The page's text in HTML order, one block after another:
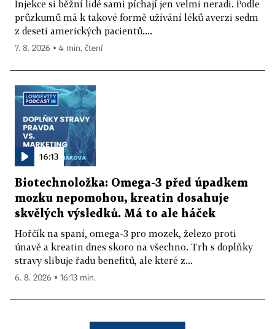
Injekce si běžní lidé sami píchají jen velmi neradi. Podle
průzkumů má k takové formě užívání léků averzi sedm
z deseti amerických pacientů....
7. 8. 2026 ▪ 4 min. čtení
16:13
Biotechnoložka: Omega-3 před úpadkem
mozku nepomohou, kreatin dosahuje
skvělých výsledků. Má to ale háček
Hořčík na spaní, omega-3 pro mozek, železo proti
únavě a kreatin dnes skoro na všechno. Trh s doplňky
stravy slibuje řadu benefitů, ale které z...
6. 8. 2026 ▪ 16:13 min.